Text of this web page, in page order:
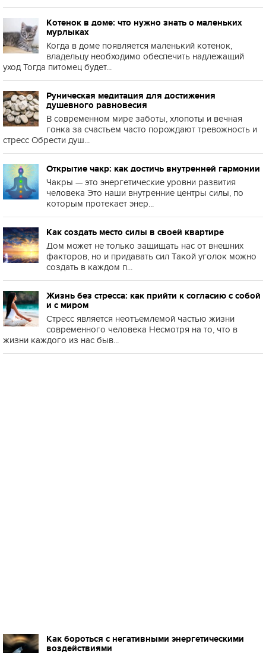
Котенок в доме: что нужно знать о маленьких
мурлыках
Когда в доме появляется маленький котенок,
владельцу необходимо обеспечить надлежащий
уход Тогда питомец будет...
Руническая медитация для достижения
душевного равновесия
В современном мире заботы, хлопоты и вечная
гонка за счастьем часто порождают тревожность и
стресс Обрести душ...
Открытие чакр: как достичь внутренней гармонии
Чакры — это энергетические уровни развития
человека Это наши внутренние центры силы, по
которым протекает энер...
Как создать место силы в своей квартире
Дом может не только защищать нас от внешних
факторов, но и придавать сил Такой уголок можно
создать в каждом п...
Жизнь без стресса: как прийти к согласию с собой
и с миром
Стресс является неотъемлемой частью жизни
современного человека Несмотря на то, что в
жизни каждого из нас быв...
Как бороться с негативными энергетическими
воздействиями